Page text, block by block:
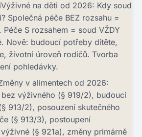
Výživné na děti od 2026: Kdy soud
Společná péče BEZ rozsahu =
Péče S rozsahem = soud VŽDY
Nově: budoucí potřeby dítěte,
životní úroveň rodičů. Tvorba
pohledávky.
v alimentech od 2026:
výživného (§ 919/2), budoucí
913/2), posouzení skutečného
(§ 913/3), postoupení
(§ 921a), změny primárně